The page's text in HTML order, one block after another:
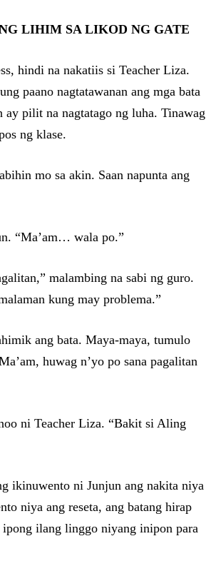
LIHIM SA LIKOD NG GATE
hindi na nakatiis si Teacher Liza.
paano nagtatawanan ang mga bata
ay pilit na nagtatago ng luha. Tinawag
ng klase.
mo sa akin. Saan napunta ang
“Ma’am… wala po.”
malambing na sabi ng guro.
kung may problema.”
ang bata. Maya-maya, tumulo
huwag n’yo po sana pagalitan
ni Teacher Liza. “Bakit si Aling
ikinuwento ni Junjun ang nakita niya
niya ang reseta, ang batang hirap
ipong ilang linggo niyang inipon para